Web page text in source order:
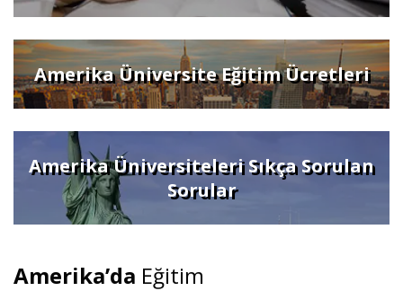
Amerika Üniversite Eğitim Ücretleri
Amerika Üniversiteleri Sıkça Sorulan
Sorular
Amerika’da Eğitim